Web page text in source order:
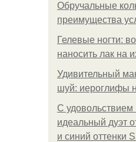
Обручальные
преимущества
Гелевые ногти:
наносить лак на
Удивительный
шуй: иероглифы
С
идеальный дуэт
и синий оттенки